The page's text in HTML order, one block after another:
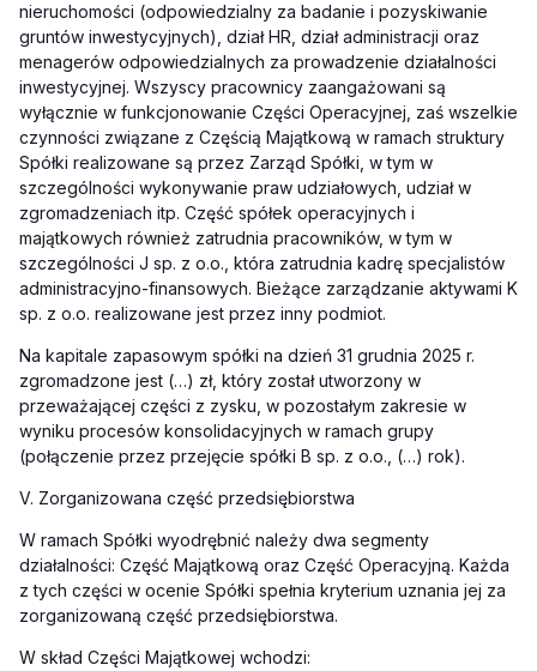
nieruchomości (odpowiedzialny za badanie i pozyskiwanie
gruntów inwestycyjnych), dział HR, dział administracji oraz
menagerów odpowiedzialnych za prowadzenie działalności
inwestycyjnej. Wszyscy pracownicy zaangażowani są
wyłącznie w funkcjonowanie Części Operacyjnej, zaś wszelkie
czynności związane z Częścią Majątkową w ramach struktury
Spółki realizowane są przez Zarząd Spółki, w tym w
szczególności wykonywanie praw udziałowych, udział w
zgromadzeniach itp. Część spółek operacyjnych i
majątkowych również zatrudnia pracowników, w tym w
szczególności J sp. z o.o., która zatrudnia kadrę specjalistów
administracyjno-finansowych. Bieżące zarządzanie aktywami K
sp. z o.o. realizowane jest przez inny podmiot.
Na kapitale zapasowym spółki na dzień 31 grudnia 2025 r.
zgromadzone jest (…) zł, który został utworzony w
przeważającej części z zysku, w pozostałym zakresie w
wyniku procesów konsolidacyjnych w ramach grupy
(połączenie przez przejęcie spółki B sp. z o.o., (…) rok).
V. Zorganizowana część przedsiębiorstwa
W ramach Spółki wyodrębnić należy dwa segmenty
działalności: Część Majątkową oraz Część Operacyjną. Każda
z tych części w ocenie Spółki spełnia kryterium uznania jej za
zorganizowaną część przedsiębiorstwa.
W skład Części Majątkowej wchodzi: